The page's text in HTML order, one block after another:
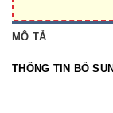
MÔ TẢ
THÔNG TIN BỔ